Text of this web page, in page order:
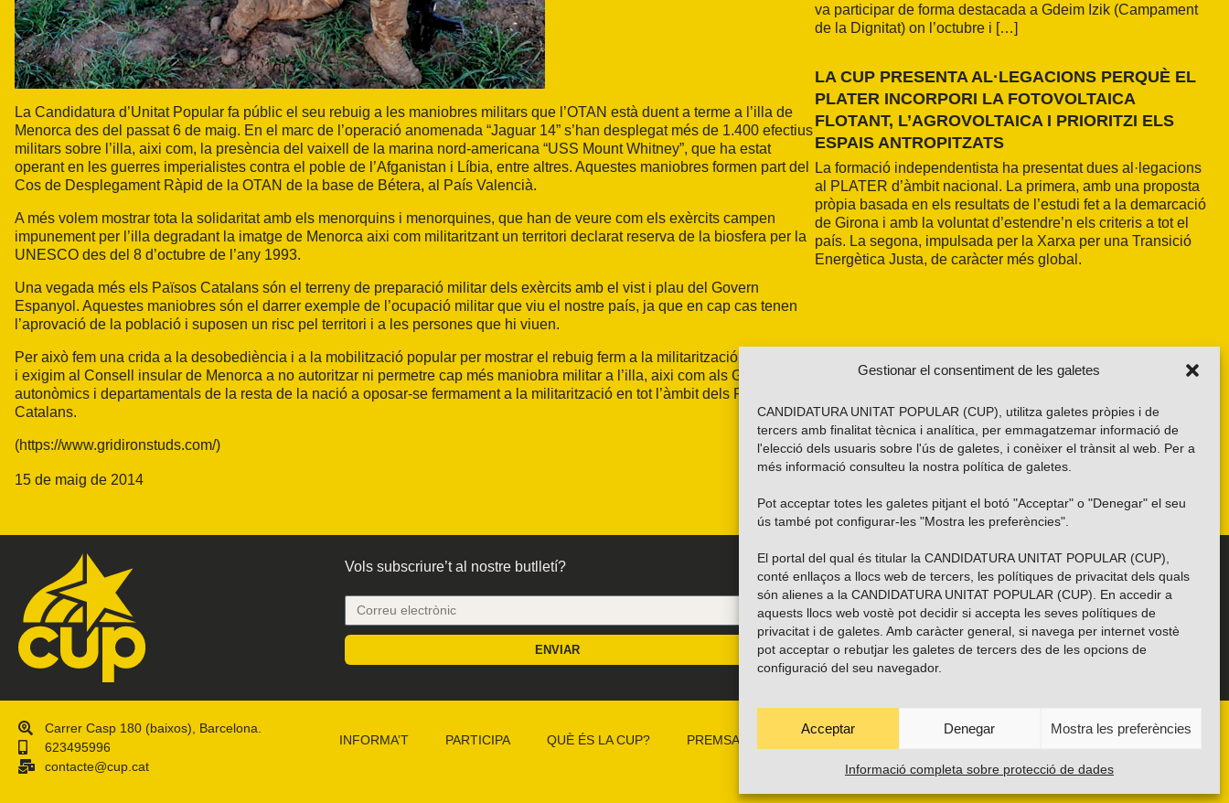
Gestionar el consentiment de les galetes
CANDIDATURA UNITAT POPULAR (CUP), utilitza galetes pròpies i de
tercers amb finalitat tècnica i analítica, per emmagatzemar informació de
l'elecció dels usuaris sobre l'ús de galetes, i conèixer el trànsit al web. Per a
més informació consulteu la nostra política de galetes
Pot acceptar totes les galetes pitjant el botó "Acceptar" o "Denegar" el seu
ús també pot configurar-les "Mostra les preferències".
El portal del qual és titular la CANDIDATURA UNITAT POPULAR (CUP),
conté enllaços a llocs web de tercers, les polítiques de privacitat dels quals
són alienes a la CANDIDATURA UNITAT POPULAR (CUP). En accedir a
aquests llocs web vostè pot decidir si accepta les seves polítiques de
privacitat i de galetes. Amb caràcter general, si navega per internet vostè
pot acceptar o rebutjar les galetes de tercers des de les opcions de
configuració del seu navegador.
Acceptar Denegar Mostra les preferències
Informació completa sobre protecció de dades
La Candidatura d’Unitat Popular fa públic el seu rebuig a les maniobres militars que l’OTAN està duent a terme a l’illa de
Menorca des del passat 6 de maig. En el marc de l’operació anomenada “Jaguar 14” s’han desplegat més de 1.400 efectius
militars sobre l’illa, aixi com, la presència del vaixell de la marina nord-americana “USS Mount Whitney”, que ha estat
operant en les guerres imperialistes contra el poble de l’Afganistan i Líbia, entre altres. Aquestes maniobres formen part del
Cos de Desplegament Ràpid de la OTAN de la base de Bétera, al País Valencià.
A més volem mostrar tota la solidaritat amb els menorquins i menorquines, que han de veure com els exèrcits campen
impunement per l’illa degradant la imatge de Menorca aixi com militaritzant un territori declarat reserva de la biosfera per la
UNESCO des del 8 d’octubre de l’any 1993.
Una vegada més els Països Catalans són el terreny de preparació militar dels exèrcits amb el vist i plau del Govern
Espanyol. Aquestes maniobres són el darrer exemple de l’ocupació militar que viu el nostre país, ja que en cap cas tenen
l’aprovació de la població i suposen un risc pel territori i a les persones que hi viuen.
Per això fem una crida a la desobediència i a la mobilització popular per mostrar el rebuig ferm a la militarització del territori,
i exigim al Consell insular de Menorca a no autoritzar ni permetre cap més maniobra militar a l’illa, aixi com als Governs
autonòmics i departamentals de la resta de la nació a oposar-se fermament a la militarització en tot l’àmbit dels Països
Catalans.
(https://www.gridironstuds.com/)
15 de maig de 2014
va participar de forma destacada a Gdeim Izik (Campament
de la Dignitat) on l’octubre i […]
LA CUP PRESENTA AL·LEGACIONS PERQUÈ EL
PLATER INCORPORI LA FOTOVOLTAICA
FLOTANT, L’AGROVOLTAICA I PRIORITZI ELS
ESPAIS ANTROPITZATS
La formació independentista ha presentat dues al·legacions
al PLATER d’àmbit nacional. La primera, amb una proposta
pròpia basada en els resultats de l’estudi fet a la demarcació
de Girona i amb la voluntat d’estendre’n els criteris a tot el
país. La segona, impulsada per la Xarxa per una Transició
Energètica Justa, de caràcter més global.
Vols subscriure’t al nostre butlletí?
ENVIAR
Troba’ns a les xarxes socials
Carrer Casp 180 (baixos), Barcelona.
623495996
contacte@cup.cat
INFORMA’T PARTICIPA QUÈ ÉS LA CUP? PREMSA CAMPANYES TRANSPARÈNCIA
PROTECCIÓ DE DADES POLÍTICA DE GALETES (EU)